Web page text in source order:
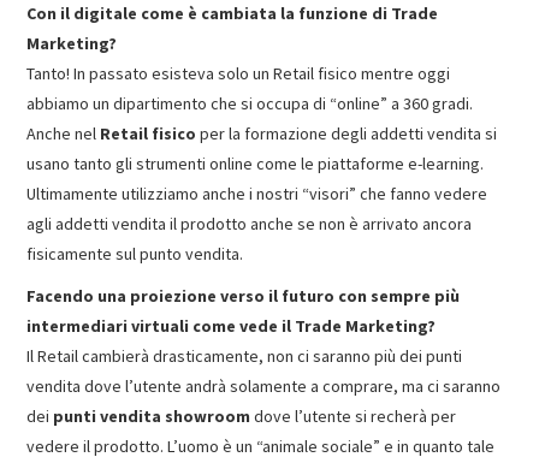
Con il digitale come è cambiata la funzione di Trade
Marketing?
Tanto! In passato esisteva solo un Retail fisico mentre oggi
abbiamo un dipartimento che si occupa di “online” a 360 gradi.
Anche nel Retail fisico per la formazione degli addetti vendita si
usano tanto gli strumenti online come le piattaforme e-learning.
Ultimamente utilizziamo anche i nostri “visori” che fanno vedere
agli addetti vendita il prodotto anche se non è arrivato ancora
fisicamente sul punto vendita.
Facendo una proiezione verso il futuro con sempre più
intermediari virtuali come vede il Trade Marketing?
Il Retail cambierà drasticamente, non ci saranno più dei punti
vendita dove l’utente andrà solamente a comprare, ma ci saranno
dei punti vendita showroom dove l’utente si recherà per
vedere il prodotto. L’uomo è un “animale sociale” e in quanto tale